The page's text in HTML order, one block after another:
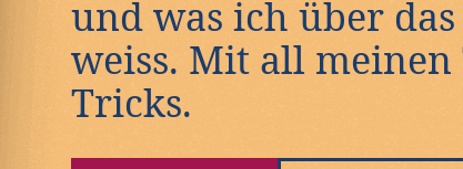
und was ich über
weiss. Mit all
Tricks.